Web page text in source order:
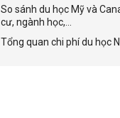
So sánh du học Mỹ và
cư, ngành học,...
Tổng quan chi phí du học